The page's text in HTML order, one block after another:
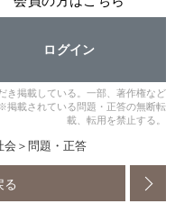
ログイン
き掲載している。一部、著作権など
掲載されている問題・正答の無断転
載、転用を禁止する。
会＞問題・正答
る